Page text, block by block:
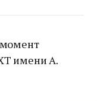
имени А.